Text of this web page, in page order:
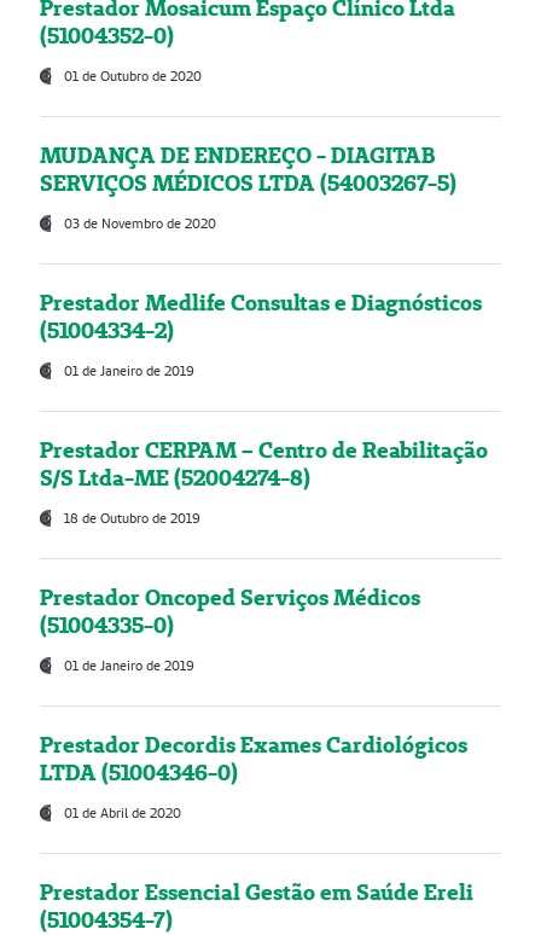
Prestador Mosaicum Espaço Clínico Ltda
(51004352-0)
01 de Outubro de 2020
MUDANÇA DE ENDEREÇO - DIAGITAB
SERVIÇOS MÉDICOS LTDA (54003267-5)
03 de Novembro de 2020
Prestador Medlife Consultas e Diagnósticos
(51004334-2)
01 de Janeiro de 2019
Prestador CERPAM – Centro de Reabilitação
S/S Ltda-ME (52004274-8)
18 de Outubro de 2019
Prestador Oncoped Serviços Médicos
(51004335-0)
01 de Janeiro de 2019
Prestador Decordis Exames Cardiológicos
LTDA (51004346-0)
01 de Abril de 2020
Prestador Essencial Gestão em Saúde Ereli
(51004354-7)